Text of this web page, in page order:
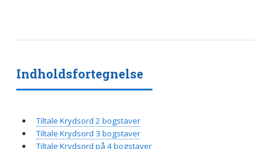
Indholdsfortegnelse
Tiltale Krydsord 2 bogstaver
Tiltale Krydsord 3 bogstaver
Tiltale Krydsord på 4 bogstaver